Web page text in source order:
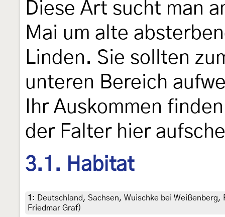
Diese Art sucht man
Mai um alte
Linden. Sie sollten
unteren Bereich
Ihr Auskommen
der Falter hier
3.1. Habitat
1 :
Deutschland, Sachsen, Wuischke bei
Friedmar Graf)